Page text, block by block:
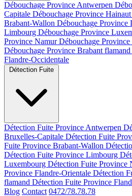
Débouchage Province Antwerpen
Capitale Débouchage Province Hainaut
Brabant-Wallon Débouchage Province
Limbourg Débouchage Province
Province NamurDébouchage
Débouchage Province Brabant flamand
Flandre-Occidentale
Détection Fuite Province Antwerpen
Bruxelles-Capitale Détection Fuite
Fuite Province Brabant-Wallon
Détection Fuite Province Limbourg
Luxembourg Détection Fuite Province
Province Flandre-Orientale Détection
flamand Détection Fuite Province
Blog Contact 0472/78.78.78